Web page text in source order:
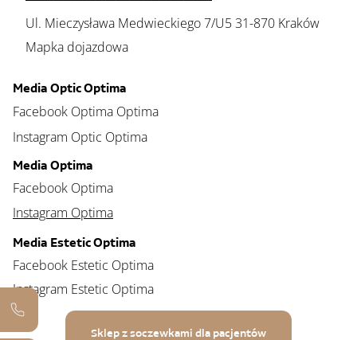
Ul. Mieczysława Medwieckiego 7/U5 31-870 Kraków
Mapka dojazdowa
Media Optima
Facebook Optima
Instagram Optima
Media Optic Optima
Facebook Optima Optima
Instagram Optic Optima
Media Estetic Optima
Facebook Estetic Optima
Instagram Estetic Optima
Sklep z soczewkami dla pacjentów